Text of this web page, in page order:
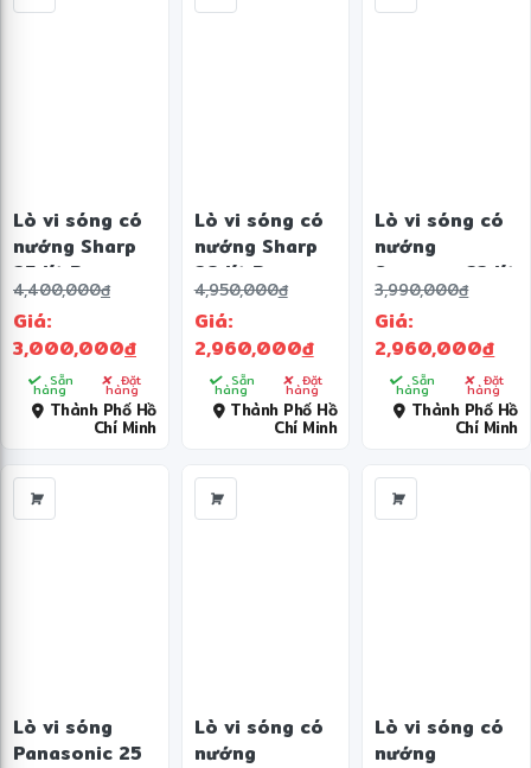
Lò vi sóng có
nướng Sharp
25 lít R-
G52XVN-ST
4,400,000đ
Giá:
3,000,000đ
Sẵn
hàng Đặt
hàng
Thành Phố Hồ
Chí Minh
Lò vi sóng có
nướng Sharp
28 lít R-
G728XVN-BST
4,950,000đ
Giá:
2,960,000đ
Sẵn
hàng Đặt
hàng
Thành Phố Hồ
Chí Minh
Lò vi sóng có
nướng
Samsung 23 lít
3,990,000đ
Giá:
2,960,000đ
Sẵn
hàng Đặt
hàng
Thành Phố Hồ
Chí Minh
Lò vi sóng
Panasonic 25
Lò vi sóng có
nướng
Lò vi sóng có
nướng